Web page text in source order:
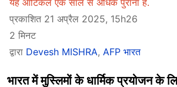
यह आर्टिकल एक साल से अधिक पुराना है.
प्रकाशित 21 अप्रैल 2025, 15h26
2 मिनट
द्वारा Devesh MISHRA, AFP भारत
भारत में मुस्लिमों के धार्मिक प्रयोजन के